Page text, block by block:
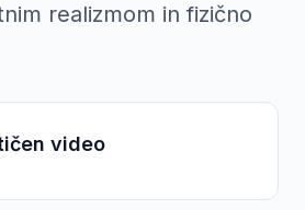
realizmom in fizično
video